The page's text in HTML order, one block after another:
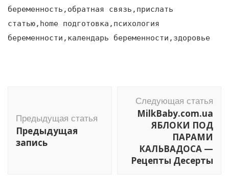
беременность,обратная связь,прислать
статью,home подготовка,психология
беременности,календарь беременности,здоровье
записям
Предыдущая статья
Предыдущая
запись
Следующая статья
MilkBaby.com.ua
ЯБЛОКИ ПОД
ПАРАМИ
КАЛЬВАДОСА —
Рецепты Десерты